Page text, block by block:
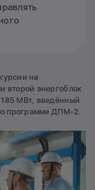
на
второй энергоблок
МВт, введённый
программе ДПМ-2.